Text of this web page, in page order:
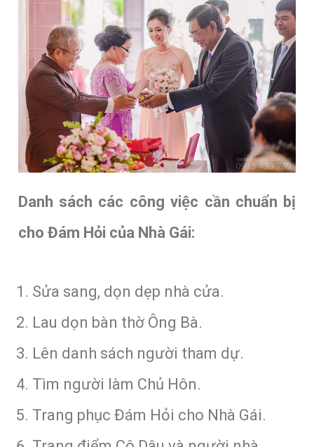
Danh sách các công việc cần chuẩn bị
cho Đám Hỏi của Nhà Gái:
Sửa sang, dọn dẹp nhà cửa.
Lau dọn bàn thờ Ông Bà.
Lên danh sách người tham dự.
Tìm người làm Chủ Hôn.
Trang phục Đám Hỏi cho Nhà Gái.